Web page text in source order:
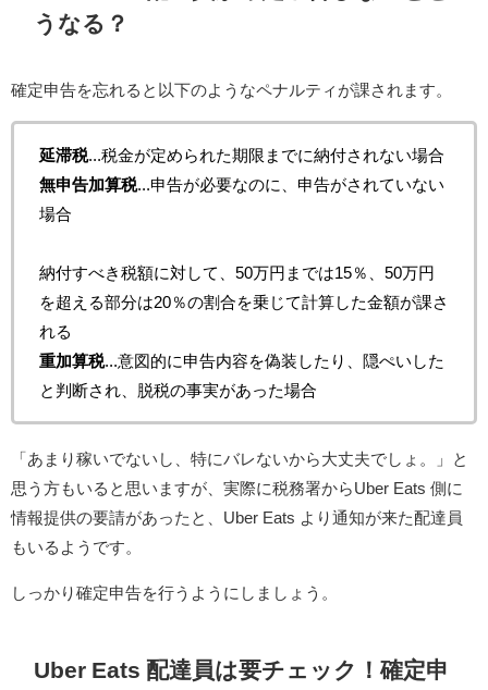
うなる？
確定申告を忘れると以下のようなペナルティが課されます。
延滞税 ...税金が定められた期限までに納付されない場合
無申告加算税 ...申告が必要なのに、申告がされていない
場合
納付すべき税額に対して、50万円までは15％、50万円
を超える部分は20％の割合を乗じて計算した金額が課さ
れる
重加算税 ...意図的に申告内容を偽装したり、隠ぺいした
と判断され、脱税の事実があった場合
「あまり稼いでないし、特にバレないから大丈夫でしょ。」と
思う方もいると思いますが、実際に税務署からUber Eats 側に
情報提供の要請があったと、Uber Eats より通知が来た配達員
もいるようです。
しっかり確定申告を行うようにしましょう。
Uber Eats 配達員は要チェック！確定申